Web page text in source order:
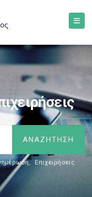
, Επιχειρήσεις